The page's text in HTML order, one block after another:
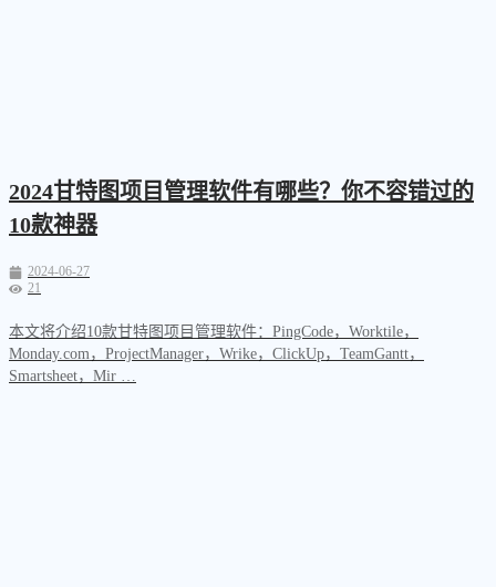
2024甘特图项目管理软件有哪些？你不容错过的
10款神器
2024-06-27
21
本文将介绍10款甘特图项目管理软件：PingCode，Worktile，
Monday.com，ProjectManager，Wrike，ClickUp，TeamGantt，
Smartsheet，Mir …